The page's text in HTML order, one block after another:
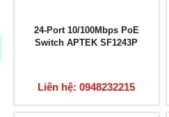
24-Port 10/100Mbps PoE
Switch APTEK SF1243P
Liên hệ: 0948232215